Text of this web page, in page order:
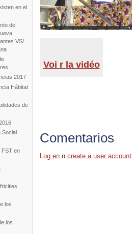
en el
de
VS/
2017
Hábitat
de
Social
FST en
los
los
Voi r la vidéo
Comentarios
Log enocreate a user account